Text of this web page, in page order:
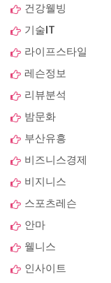
건강웰빙
기술IT
라이프스타일
레슨정보
리뷰분석
밤문화
부산유흥
비즈니스경제
비지니스
스포츠레슨
안마
웰니스
인사이트